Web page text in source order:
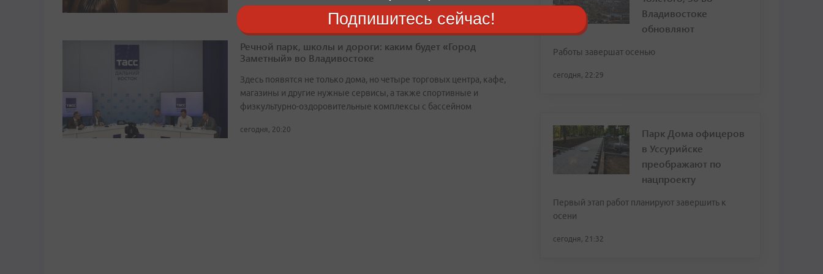
Речной парк, школы и дороги: каким будет «Город
Заметный» во Владивостоке
Здесь появятся не только дома, но четыре торговых центра, кафе,
магазины и другие нужные сервисы, а также спортивные и
физкультурно-оздоровительные комплексы с бассейном
сегодня, 20:20
Владивостоке
обновляют
Работы завершат осенью
сегодня, 22:29
Парк Дома офицеров
в Уссурийске
преображают по
нацпроекту
Первый этап работ планируют завершить к
осени
сегодня, 21:32
Подпишитесь сейчас!